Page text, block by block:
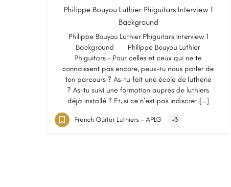
Philippe Bouyou Luthier Phiguitars Interview 1
Background
Philippe Bouyou Luthier Phiguitars Interview 1
Background Philippe Bouyou Luthier
Phiguitars – Pour celles et ceux qui ne te
connaissent pas encore, peux-tu nous parler de
ton parcours ? As-tu fait une école de lutherie
? As-tu suivi une formation auprès de luthiers
déjà installé ? Et, si ce n’est pas indiscret […]
French Guitar Luthiers - APLG +3